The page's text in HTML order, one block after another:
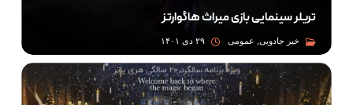
تریلر سینمایی بازی میراث هاگوارتز
۲۹ دی ۱۴۰۱ خبر جادویی, عمومی